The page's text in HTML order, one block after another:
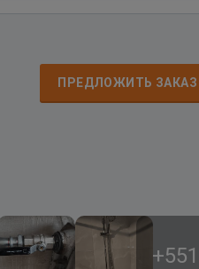
ПРЕДЛОЖИТЬ ЗАКАЗ
+551